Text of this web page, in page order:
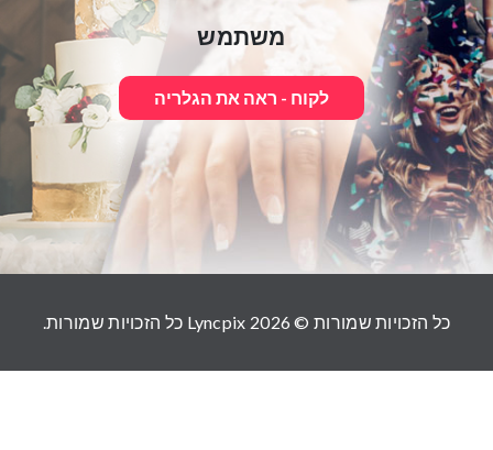
משתמש
לקוח - ראה את הגלריה
כל הזכויות שמורות © 2026 Lyncpix כל הזכויות שמורות.